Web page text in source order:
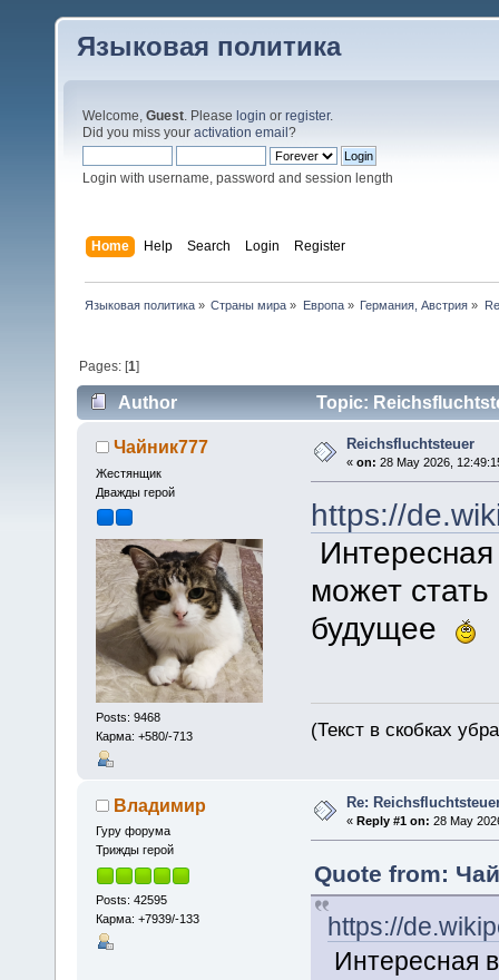
Языковая политика
Welcome, Guest. Please login or register.
Did you miss your activation email ?
Login with username, password and session length
Home Help Search Login Register
Языковая политика» Страны мира » Европа» Германия, Австрия »
Pages: [1]
Author Topic:
Чайник777
Жестянщик
Дважды герой
Posts: 9468
Карма: +580/-713
Reichsfluchtsteuer
«on: 28 May 2026,
https://
может
будущее
(Текст в скобках
Владимир
Гуру форума
Трижды герой
Posts: 42595
Карма: +7939/-133
Re:
«Reply #1 on: 28 May
Quote from:
https://
Интересная